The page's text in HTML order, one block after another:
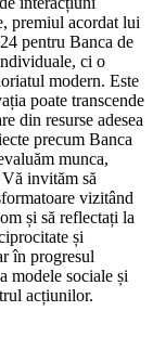
premiul acordat lui
pentru Banca de
ci o
modern. Este
poate transcende
din resurse adesea
precum Banca
munca,
invităm să
vizitând
și să reflectați la
și
în progresul
modele sociale și
acțiunilor.